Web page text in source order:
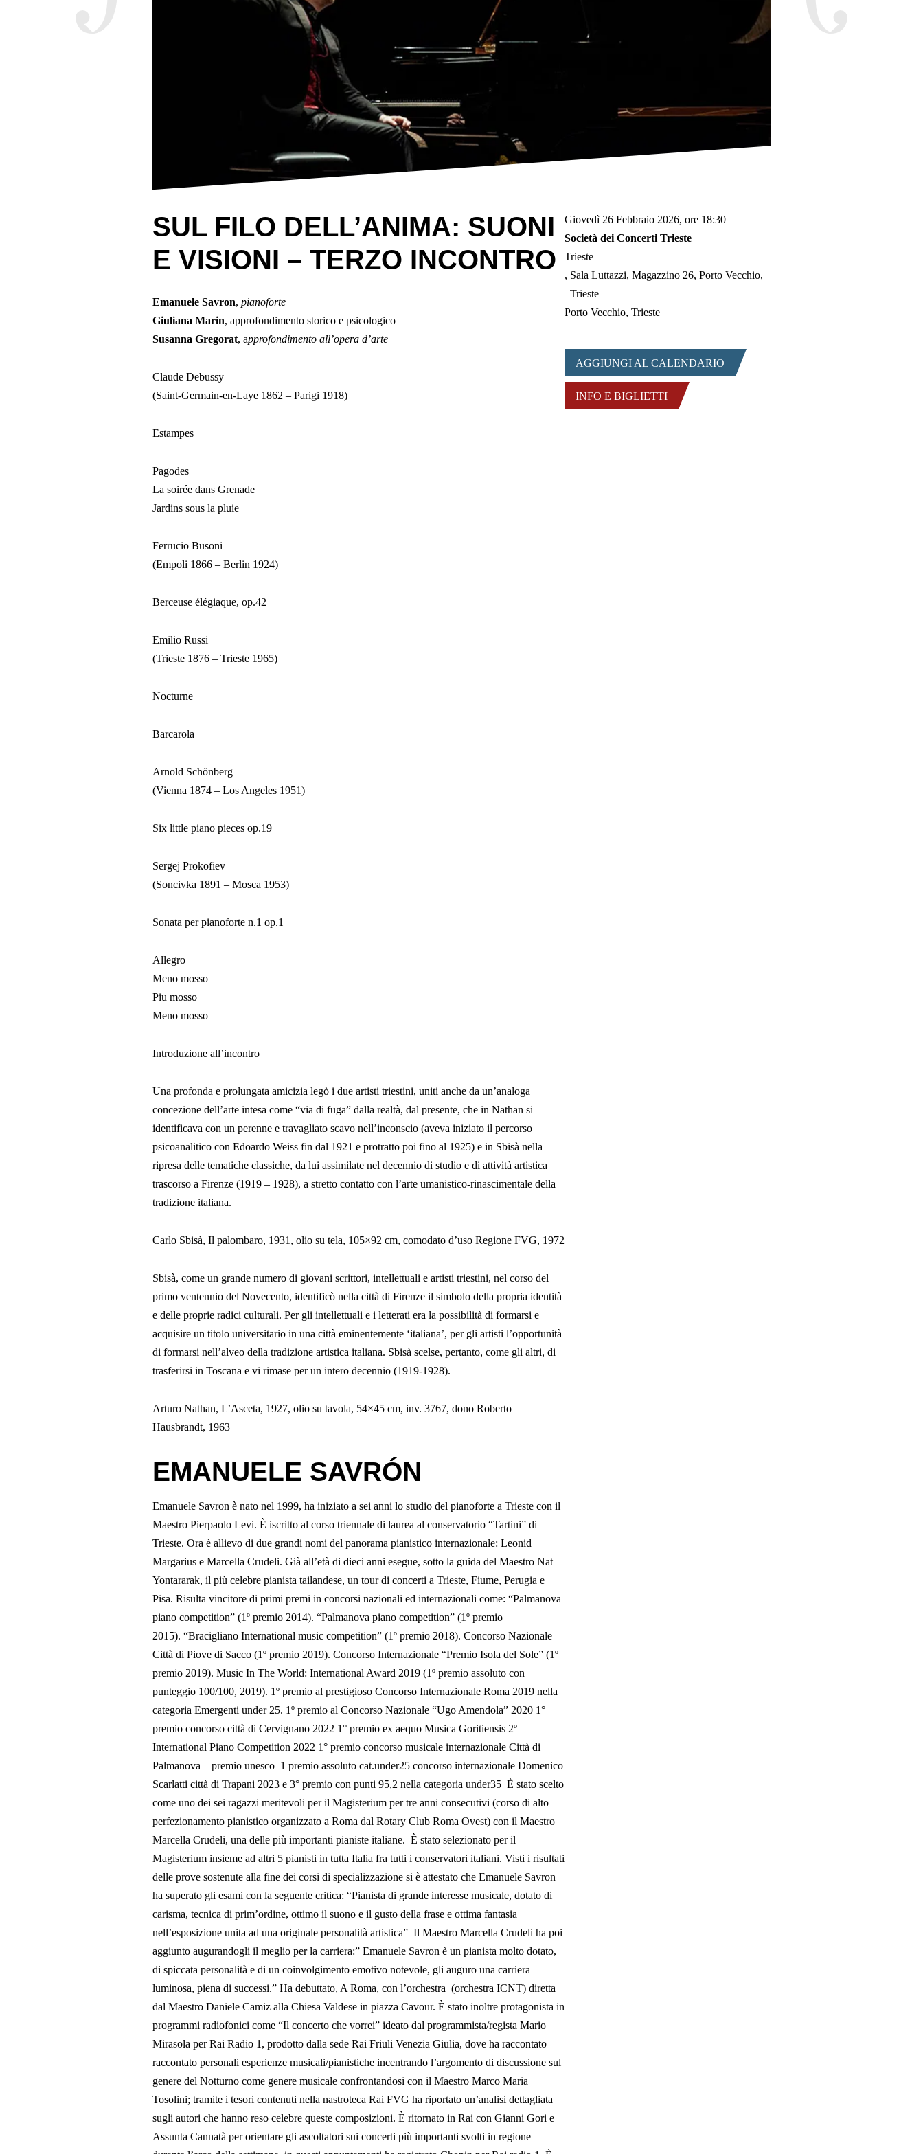
SUL FILO DELL’ANIMA: SUONI
E VISIONI – TERZO INCONTRO
Emanuele Savron, pianoforte
Giuliana Marin, approfondimento storico e psicologico
Susanna Gregorat, approfondimento all’opera d’arte
Claude Debussy
(Saint-Germain-en-Laye 1862 – Parigi 1918)
Estampes
Pagodes
La soirée dans Grenade
Jardins sous la pluie
Ferrucio Busoni
(Empoli 1866 – Berlin 1924)
Berceuse élégiaque, op.42
Emilio Russi
(Trieste 1876 – Trieste 1965)
Nocturne
Barcarola
Arnold Schönberg
(Vienna 1874 – Los Angeles 1951)
Six little piano pieces op.19
Sergej Prokofiev
(Soncivka 1891 – Mosca 1953)
Sonata per pianoforte n.1 op.1
Allegro
Meno mosso
Piu mosso
Meno mosso
Introduzione all’incontro
Una profonda e prolungata amicizia legò i due artisti triestini, uniti anche da un’analoga
concezione dell’arte intesa come “via di fuga” dalla realtà, dal presente, che in Nathan si
identificava con un perenne e travagliato scavo nell’inconscio (aveva iniziato il percorso
psicoanalitico con Edoardo Weiss fin dal 1921 e protratto poi fino al 1925) e in Sbisà nella
ripresa delle tematiche classiche, da lui assimilate nel decennio di studio e di attività artistica
trascorso a Firenze (1919 – 1928), a stretto contatto con l’arte umanistico-rinascimentale della
tradizione italiana.
Carlo Sbisà, Il palombaro, 1931, olio su tela, 105×92 cm, comodato d’uso Regione FVG, 1972
Sbisà, come un grande numero di giovani scrittori, intellettuali e artisti triestini, nel corso del
primo ventennio del Novecento, identificò nella città di Firenze il simbolo della propria identità
e delle proprie radici culturali. Per gli intellettuali e i letterati era la possibilità di formarsi e
acquisire un titolo universitario in una città eminentemente ‘italiana’, per gli artisti l’opportunità
di formarsi nell’alveo della tradizione artistica italiana. Sbisà scelse, pertanto, come gli altri, di
trasferirsi in Toscana e vi rimase per un intero decennio (1919-1928).
Arturo Nathan, L’Asceta, 1927, olio su tavola, 54×45 cm, inv. 3767, dono Roberto
Hausbrandt, 1963
EMANUELE SAVRÓN
Emanuele Savron è nato nel 1999, ha iniziato a sei anni lo studio del pianoforte a Trieste con il
Maestro Pierpaolo Levi. È iscritto al corso triennale di laurea al conservatorio “Tartini” di
Trieste. Ora è allievo di due grandi nomi del panorama pianistico internazionale: Leonid
Margarius e Marcella Crudeli. Già all’età di dieci anni esegue, sotto la guida del Maestro Nat
Yontararak, il più celebre pianista tailandese, un tour di concerti a Trieste, Fiume, Perugia e
Pisa. Risulta vincitore di primi premi in concorsi nazionali ed internazionali come: “Palmanova
piano competition” (1º premio 2014). “Palmanova piano competition” (1º premio
2015). “Bracigliano International music competition” (1º premio 2018). Concorso Nazionale
Città di Piove di Sacco (1º premio 2019). Concorso Internazionale “Premio Isola del Sole” (1º
premio 2019). Music In The World: International Award 2019 (1º premio assoluto con
punteggio 100/100, 2019). 1º premio al prestigioso Concorso Internazionale Roma 2019 nella
categoria Emergenti under 25. 1º premio al Concorso Nazionale “Ugo Amendola” 2020 1°
premio concorso città di Cervignano 2022 1° premio ex aequo Musica Goritiensis 2º
International Piano Competition 2022 1° premio concorso musicale internazionale Città di
Palmanova – premio unesco 1 premio assoluto cat.under25 concorso internazionale Domenico
Scarlatti città di Trapani 2023 e 3° premio con punti 95,2 nella categoria under35 È stato scelto
come uno dei sei ragazzi meritevoli per il Magisterium per tre anni consecutivi (corso di alto
perfezionamento pianistico organizzato a Roma dal Rotary Club Roma Ovest) con il Maestro
Marcella Crudeli, una delle più importanti pianiste italiane. È stato selezionato per il
Magisterium insieme ad altri 5 pianisti in tutta Italia fra tutti i conservatori italiani. Visti i risultati
delle prove sostenute alla fine dei corsi di specializzazione si è attestato che Emanuele Savron
ha superato gli esami con la seguente critica: “Pianista di grande interesse musicale, dotato di
carisma, tecnica di prim’ordine, ottimo il suono e il gusto della frase e ottima fantasia
nell’esposizione unita ad una originale personalità artistica” Il Maestro Marcella Crudeli ha poi
aggiunto augurandogli il meglio per la carriera:” Emanuele Savron è un pianista molto dotato,
di spiccata personalità e di un coinvolgimento emotivo notevole, gli auguro una carriera
luminosa, piena di successi.” Ha debuttato, A Roma, con l’orchestra (orchestra ICNT) diretta
dal Maestro Daniele Camiz alla Chiesa Valdese in piazza Cavour. È stato inoltre protagonista in
programmi radiofonici come “Il concerto che vorrei” ideato dal programmista/regista Mario
Mirasola per Rai Radio 1, prodotto dalla sede Rai Friuli Venezia Giulia, dove ha raccontato
raccontato personali esperienze musicali/pianistiche incentrando l’argomento di discussione sul
genere del Notturno come genere musicale confrontandosi con il Maestro Marco Maria
Tosolini; tramite i tesori contenuti nella nastroteca Rai FVG ha riportato un’analisi dettagliata
sugli autori che hanno reso celebre queste composizioni. È ritornato in Rai con Gianni Gori e
Assunta Cannatà per orientare gli ascoltatori sui concerti più importanti svolti in regione
Giovedì 26 Febbraio 2026, ore 18:30
Società dei Concerti Trieste
Trieste
Sala Luttazzi, Magazzino 26, Porto Vecchio,
Trieste
Porto Vecchio, Trieste
AGGIUNGI AL CALENDARIO
INFO E BIGLIETTI